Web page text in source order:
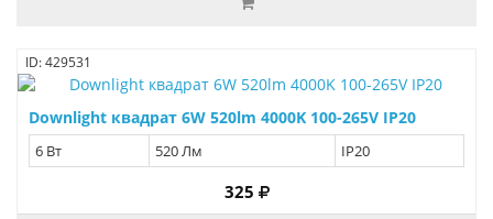
ID: 429531
Downlight квадрат 6W 520lm 4000K 100-265V IP20
6 Вт 520 Лм IP20
325